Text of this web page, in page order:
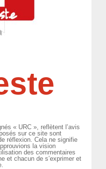
« URC », reflètent l’avis
sur ce site sont
réflexion. Cela ne signifie
la vision
des commentaires
et chacun de s’exprimer et